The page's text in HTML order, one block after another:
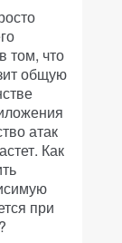
том, что
общую
атак
Как
при